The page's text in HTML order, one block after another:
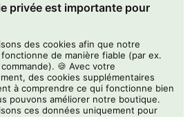
privée est importante pour
des cookies afin que notre
de manière fiable (par ex.
🍪 Avec votre
des cookies supplémentaires
à comprendre ce qui fonctionne bien
pouvons améliorer notre boutique.
ces données uniquement pour